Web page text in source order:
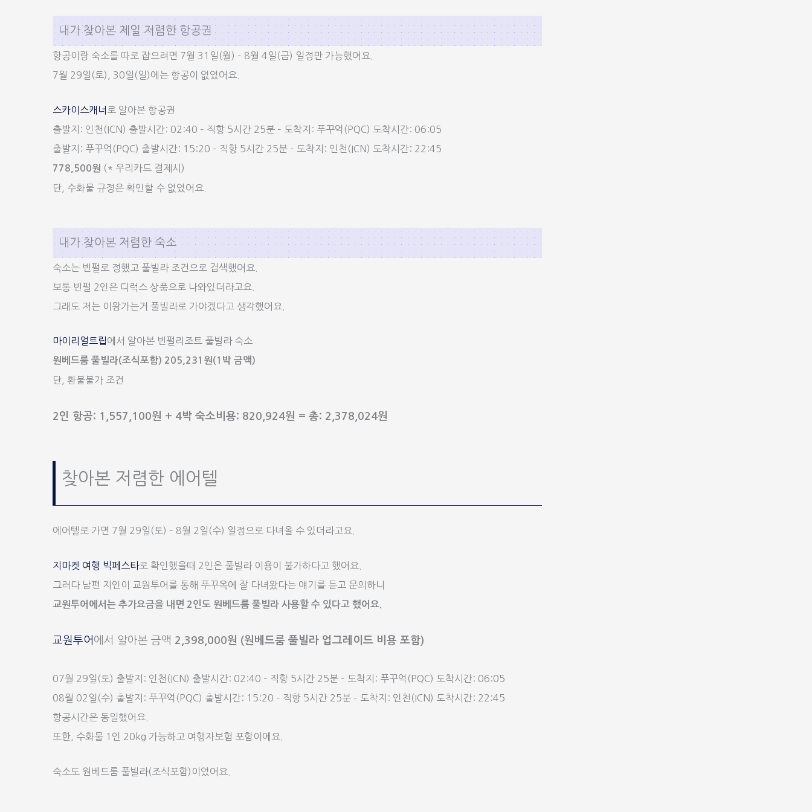
내가 찾아본 제일 저렴한 항공권
항공이랑 숙소를 따로 잡으려면 7월 31일(월) – 8월 4일(금) 일정만 가능했어요.
7월 29일(토), 30일(일)에는 항공이 없었어요.
스카이스캐너 로 알아본 항공권
출발지: 인천(ICN) 출발시간: 02:40 – 직항 5시간 25분 – 도착지: 푸꾸억(PQC) 도착시간: 06:05
출발지: 푸꾸억(PQC) 출발시간: 15:20 – 직항 5시간 25분 – 도착지: 인천(ICN) 도착시간: 22:45
778,500원 (* 우리카드 결제시)
단, 수화물 규정은 확인할 수 없었어요.
내가 찾아본 저렴한 숙소
숙소는 빈펄로 정했고 풀빌라 조건으로 검색했어요.
보통 빈펄 2인은 디럭스 상품으로 나와있더라고요.
그래도 저는 이왕가는거 풀빌라로 가야겠다고 생각했어요.
마이리얼트립에서 알아본 빈펄리조트 풀빌라 숙소
원베드룸 풀빌라(조식포함) 205,231원(1박 금액)
단, 환불불가 조건
2인 항공: 1,557,100원 + 4박 숙소비용: 820,924원 = 총: 2,378,024원
찾아본 저렴한 에어텔
에어텔로 가면 7월 29일(토) – 8월 2일(수) 일정으로 다녀올 수 있더라고요.
지마켓 여행 빅페스타로 확인했을때 2인은 풀빌라 이용이 불가하다고 했어요.
그러다 남편 지인이 교원투어를 통해 푸꾸옥에 잘 다녀왔다는 얘기를 듣고 문의하니
교원투어에서는 추가요금을 내면 2인도 원베드룸 풀빌라 사용할 수 있다고 했어요.
교원투어 에서 알아본 금액 2,398,000원 (원베드룸 풀빌라 업그레이드 비용 포함)
07월 29일(토) 출발지: 인천(ICN) 출발시간: 02:40 – 직항 5시간 25분 – 도착지: 푸꾸억(PQC) 도착시간: 06:05
08월 02일(수) 출발지: 푸꾸억(PQC) 출발시간: 15:20 – 직항 5시간 25분 – 도착지: 인천(ICN) 도착시간: 22:45
항공시간은 동일했어요.
또한, 수화물 1인 20kg 가능하고 여행자보험 포함이에요.
숙소도 원베드룸 풀빌라(조식포함)이었어요.